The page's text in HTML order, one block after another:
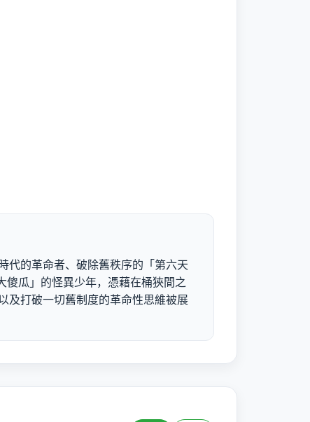
代的革命者、破除舊秩序的「第六天
瓜」的怪異少年，憑藉在桶狹間之
及打破一切舊制度的革命性思維被展